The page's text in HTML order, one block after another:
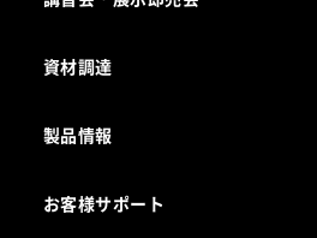
事業所一覧
資材調達
製品情報
お客様サポート